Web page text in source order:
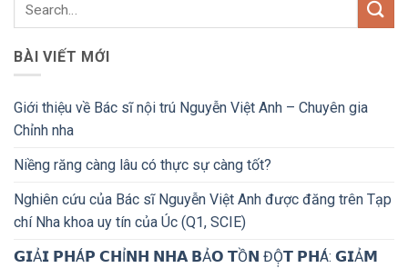
BÀI VIẾT MỚI
Giới thiệu về Bác sĩ nội trú Nguyễn Việt Anh – Chuyên gia
Chỉnh nha
Niềng răng càng lâu có thực sự càng tốt?
Nghiên cứu của Bác sĩ Nguyễn Việt Anh được đăng trên Tạp
chí Nha khoa uy tín của Úc (Q1, SCIE)
𝗚𝗜Ả𝗜 𝗣𝗛Á𝗣 𝗖𝗛Ỉ𝗡𝗛 𝗡𝗛𝗔 𝗕Ả𝗢 𝗧Ồ𝗡 ĐỘ̣𝗧 𝗣𝗛Á: 𝗚𝗜Ả𝗠